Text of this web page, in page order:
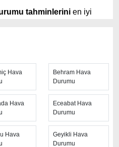
tahminlerini en iyi
aylık ve saatlik hava
aktarıyor. Hava durumu 7
ile tahminlerinin
yer aldığı saatlik hava
Bu sitede yer alan
ve anlaşılır görseller ile
sunuyor. Ayrıca sitede
ile bulutların
takibi yapılabilmektedir.
Hava
Behram Hava
Durumu
Hava
Eceabat Hava
Durumu
Hava
Geyikli Hava
Durumu